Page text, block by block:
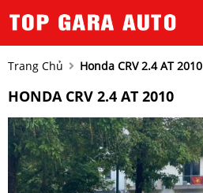
Trang Chủ Honda CRV 2.4 AT 2010
HONDA CRV 2.4 AT 2010